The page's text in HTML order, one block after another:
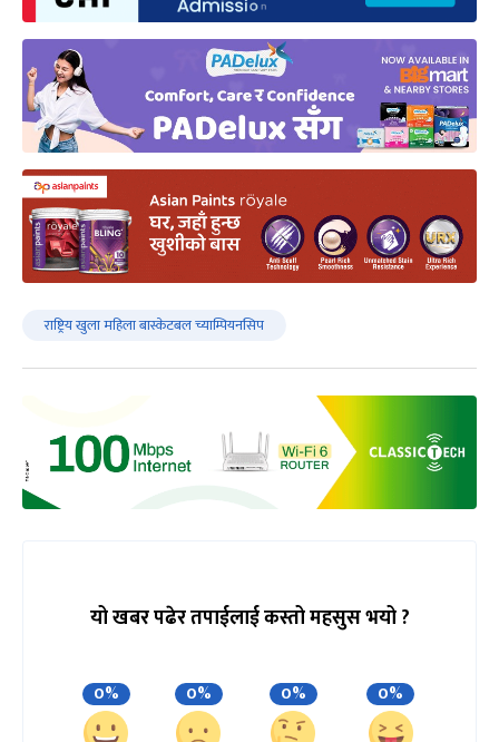
राष्ट्रिय खुला महिला बास्केटबल च्याम्पियनसिप
यो खबर पढेर तपाईलाई कस्तो महसुस भयो ?
0% 0% 0% 0%